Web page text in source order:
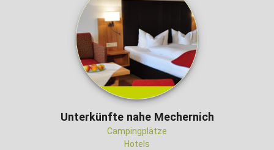
Unterkünfte nahe Mechernich
Campingplätze
Hotels